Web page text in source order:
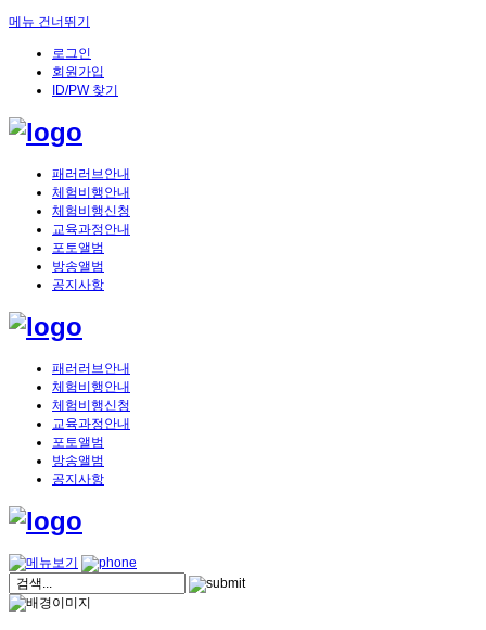
메뉴 건너뛰기
로그인
회원가입
ID/PW 찾기
패러러브안내
체험비행안내
체험비행신청
교육과정안내
포토앨범
방송앨범
공지사항
패러러브안내
체험비행안내
체험비행신청
교육과정안내
포토앨범
방송앨범
공지사항